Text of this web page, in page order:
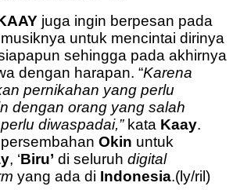
juga ingin berpesan pada
untuk mencintai dirinya
sehingga pada akhirnya
dengan harapan. “Karena
pernikahan yang perlu
dengan orang yang salah
diwaspadai,”kata Kaay.
Okin untuk
, ‘Biru’ di seluruh digital
yang ada di Indonesia.(ly/ril)